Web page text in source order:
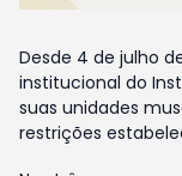
Desde 4 de julho
institucional do
suas unidades
restrições